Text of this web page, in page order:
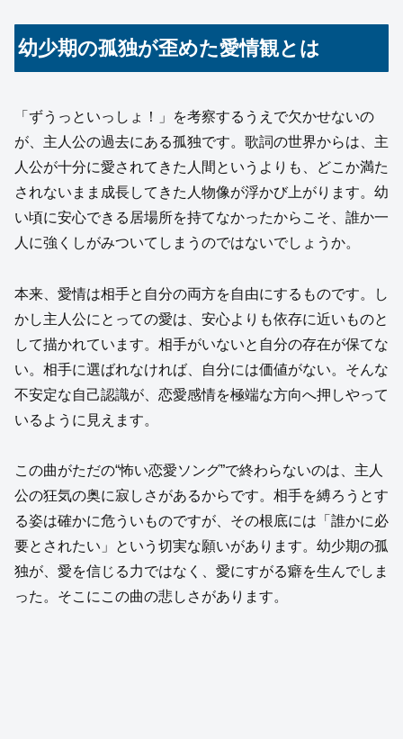
幼少期の孤独が歪めた愛情観とは
「ずうっといっしょ！」を考察するうえで欠かせないの
が、主人公の過去にある孤独です。歌詞の世界からは、主
人公が十分に愛されてきた人間というよりも、どこか満た
されないまま成長してきた人物像が浮かび上がります。幼
い頃に安心できる居場所を持てなかったからこそ、誰か一
人に強くしがみついてしまうのではないでしょうか。
本来、愛情は相手と自分の両方を自由にするものです。し
かし主人公にとっての愛は、安心よりも依存に近いものと
して描かれています。相手がいないと自分の存在が保てな
い。相手に選ばれなければ、自分には価値がない。そんな
不安定な自己認識が、恋愛感情を極端な方向へ押しやって
いるように見えます。
この曲がただの“怖い恋愛ソング”で終わらないのは、主人
公の狂気の奥に寂しさがあるからです。相手を縛ろうとす
る姿は確かに危ういものですが、その根底には「誰かに必
要とされたい」という切実な願いがあります。幼少期の孤
独が、愛を信じる力ではなく、愛にすがる癖を生んでしま
った。そこにこの曲の悲しさがあります。